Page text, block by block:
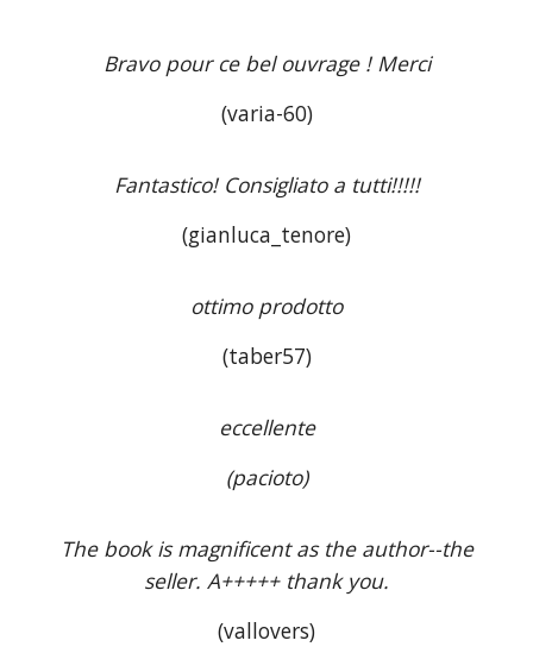
Bravo pour ce bel ouvrage ! Merci
(varia-60)
Fantastico! Consigliato a tutti!!!!!
(gianluca_tenore)
ottimo prodotto
(taber57)
eccellente
(pacioto)
The book is magnificent as the author--the
seller. A+++++ thank you.
(vallovers)